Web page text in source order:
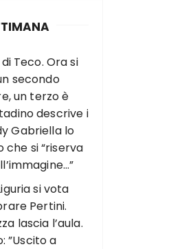
Teco. Ora si
secondo
un terzo è
descrive i
Gabriella lo
che si “riserva
si vota
Pertini.
lascia l’aula.
”Uscito a